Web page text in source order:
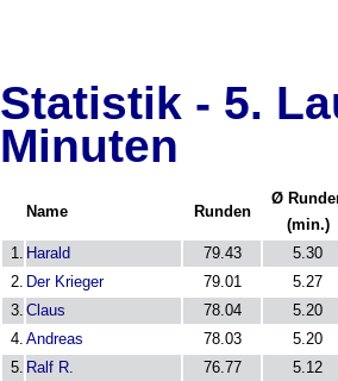
Statistik - 5.
Minuten
Name Runden
Ø
(min.)
1. Harald 79.43 5.30
2. Der Krieger 79.01 5.27
3. Claus 78.04 5.20
4. Andreas 78.03 5.20
5. Ralf R. 76.77 5.12